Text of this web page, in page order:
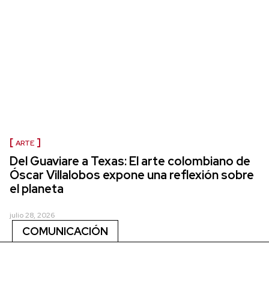
ARTE
Del Guaviare a Texas: El arte colombiano de
Óscar Villalobos expone una reflexión sobre
el planeta
julio 28, 2026
COMUNICACIÓN